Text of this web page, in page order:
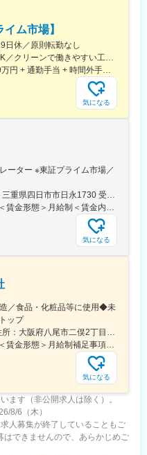
バックグラウンドの方がいるた
とれる環境となっています。
養や学校行事参加等の際に1時間
レスチェックの実施徹底や肥
薬品製造受託サービス
製剤設計から治験薬製造、商用
関するトータルソリューション
ーをはじめ、国内4拠点（静岡、
韓国、米国）で事業を展開し、
どほぼ全ての剤形に対応可能で
ンター技術など新規製剤技術の
ム市場】
日休／原則転勤なし
【原則転勤なし／マイカー通勤OK／クリーンで働きやすい工場環境】■茨城工場茨城県稲敷郡阿見町吉原3586◎JR常磐線『ひたち野うしく駅』『荒川沖駅』より車で約15分＜茨城工場ってどんなところ？＞世界トップクラスの規模と生産能力を誇る、医療用漢方製剤の工場です。製造に使用する機械の自動化など最先端の技術を導入し、製品の安定供給を実現。研究所・漢方記念館・薬草見本園なども併設しています。※U・Iターン歓迎※受動喫煙対策：場内全面禁煙
【モデル月収例】■35歳｜月収39万円 + 通勤手当 + 時間外手当■25歳｜月収30万円 + 通勤手当 + 時間外手当※月20日勤務のモデル※1部7日間、2部7日間、3部6日間、連続勤務手当8日分、持家有無、扶養配偶者・子女の有無の条件付きで試算した場合※諸手当含む：交替勤務手当、連続勤務手当、家族手当、住宅手当月給217,080円～+各種手当+賞与年2回※18歳の場合の最低保証給与額です※年齢・経験に基づき、当社規程により算出します。なお、詳細は面接時にご説明いたします
気になる
ーター ※東証プライム市場／
＜勤務地詳細＞東海事業所住所：三重県四日市市日永1730 受動喫煙対策：屋内全面禁煙変更の範囲：会社の定める事業所（リモートワーク含む）
＜予定年収＞600万円～750万円＜賃金形態＞月給制＜賃金内訳＞月額（基本給）：240,000円～450,000円＜月給＞240,000円～450,000円＜昇給有無＞有＜残業手当＞有＜給与補足＞※上記は入社時の想定年収であり、詳細はこれまでの経験を考慮の上、当社規定に準じて決定■賞与：年2回（6月・12月）賃金はあくまでも目安の金額であり、選考を通じて上下する可能性があります。月給(月額)は固定手当を含めた表記です。
気になる
／食品・化粧品等に使用◆未
ップ
＜勤務地詳細＞本社・大阪工場住所：大阪府八尾市二俣2丁目22番地 勤務地最寄駅：JR大和路線／志紀駅受動喫煙対策：その他（屋内禁煙（一部屋外喫煙場所り））変更の範囲：会社の定める事業所
＜予定年収＞441万円～529万円＜賃金形態＞月給制補足事項なし＜賃金内訳＞月額（基本給）：253,000円～304,000円＜月給＞253,000円～304,000円＜昇給有無＞有＜残業手当＞有＜給与補足＞※上記は残業代など諸手当を含まない■昇給：年1回（4月）…定期昇給あり。評価により条件クリアすれば昇給あり。■賞与：年2回（7、12月）…毎年4.5か月分程度支給している状況です。賃金はあくまでも目安の金額であり、選考を通じて上下する可能性があります。月給(月額)は固定手当を含めた表記です。
気になる
ます（非公開求人は除く）。
8/6（木）
人募集が終了していることもご
はできませんので、あらかじめご